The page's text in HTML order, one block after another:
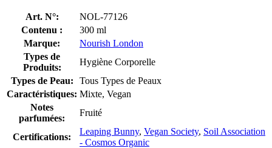
Art. N°:
NOL-77126
Contenu :
300 ml
Marque:
Nourish London
Types de
Produits:
Hygiène Corporelle
Types de Peau:
Tous Types de Peaux
Caractéristiques: Mixte, Vegan
Notes
parfumées:
Fruité
Certifications:
Leaping Bunny, Vegan Society, Soil Association
- Cosmos Organic